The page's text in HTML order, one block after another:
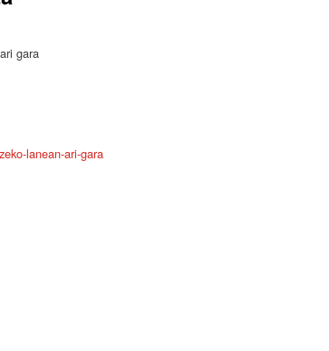
gara
lanean-ari-gara